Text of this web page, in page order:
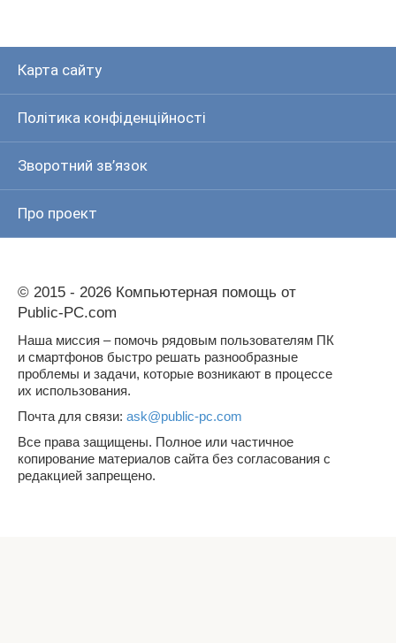
Карта сайту
Політика конфіденційності
Зворотний зв’язок
Про проект
© 2015 - 2026 Компьютерная помощь от
Public-PC.com
Наша миссия – помочь рядовым пользователям ПК
и смартфонов быстро решать разнообразные
проблемы и задачи, которые возникают в процессе
их использования.
Почта для связи: ask@public-pc.com
Все права защищены. Полное или частичное
копирование материалов сайта без согласования с
редакцией запрещено.